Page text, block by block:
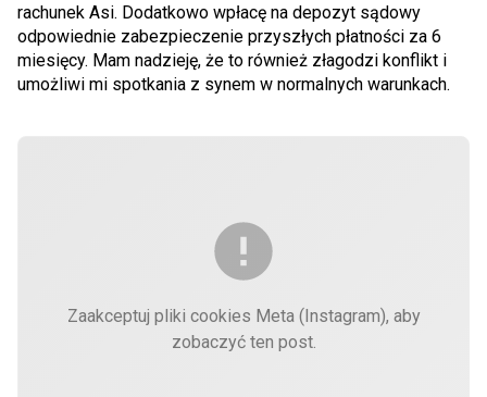
rachunek Asi. Dodatkowo wpłacę na depozyt sądowy
odpowiednie zabezpieczenie przyszłych płatności za 6
miesięcy. Mam nadzieję, że to również złagodzi konflikt i
umożliwi mi spotkania z synem w normalnych warunkach.
Zaakceptuj pliki cookies Meta (Instagram), aby
zobaczyć ten post.